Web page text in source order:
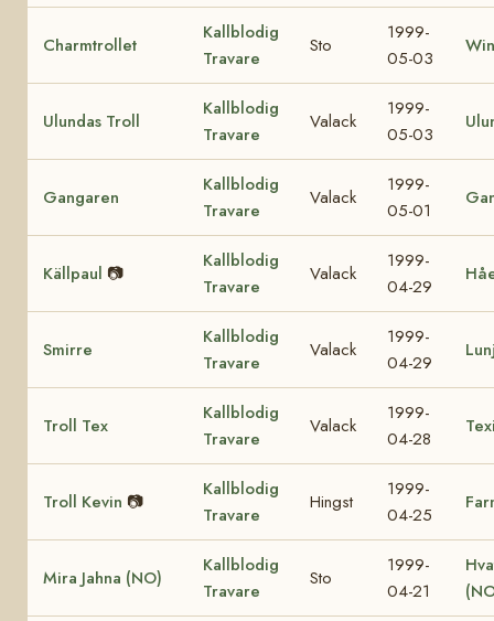
Charmtrollet
Kallblodig
Travare
Sto
1999-
05-03
Ulundas Troll
Kallblodig
Travare
Valack
1999-
05-03
Gangaren
Kallblodig
Travare
Valack
1999-
05-01
Källpaul 📷
Kallblodig
Travare
Valack
1999-
04-29
Smirre
Kallblodig
Travare
Valack
1999-
04-29
Troll Tex
Kallblodig
Travare
Valack
1999-
04-28
Troll Kevin 📷
Kallblodig
Travare
Hingst
1999-
04-25
Mira Jahna (NO)
Kallblodig
Travare
Sto
1999-
04-21